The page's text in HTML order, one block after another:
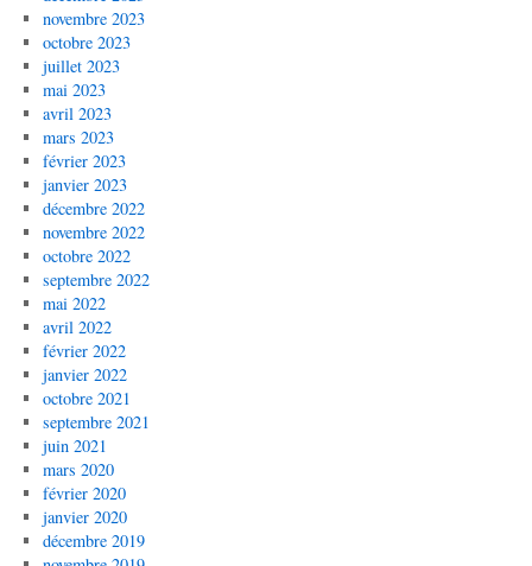
novembre 2023
octobre 2023
juillet 2023
mai 2023
avril 2023
mars 2023
février 2023
janvier 2023
décembre 2022
novembre 2022
octobre 2022
septembre 2022
mai 2022
avril 2022
février 2022
janvier 2022
octobre 2021
septembre 2021
juin 2021
mars 2020
février 2020
janvier 2020
décembre 2019